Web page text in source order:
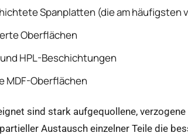
Spanplatten (die am häufigsten
Oberflächen
HPL-Beschichtungen
MDF-Oberflächen
sind stark aufgequollene,
Austausch einzelner Teile die